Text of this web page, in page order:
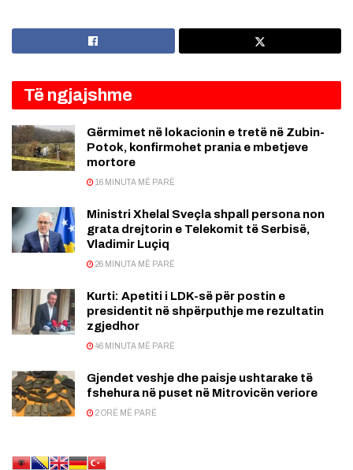
Të ngjajshme
Gërmimet në lokacionin e tretë në Zubin-
Potok, konfirmohet prania e mbetjeve
mortore
16 MINUTA MË PARË
Ministri Xhelal Sveçla shpall persona non
grata drejtorin e Telekomit të Serbisë,
Vladimir Luçiq
26 MINUTA MË PARË
Kurti: Apetiti i LDK-së për postin e
presidentit në shpërputhje me rezultatin
zgjedhor
46 MINUTA MË PARË
Gjendet veshje dhe paisje ushtarake të
fshehura në puset në Mitrovicën veriore
2 ORË MË PARË